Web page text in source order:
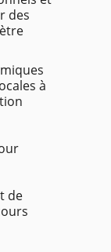
des
à
de